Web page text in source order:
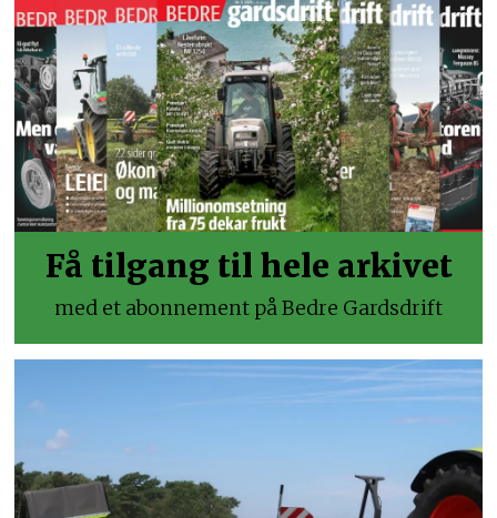
Få tilgang til hele arkivet
med et abonnement på Bedre Gardsdrift